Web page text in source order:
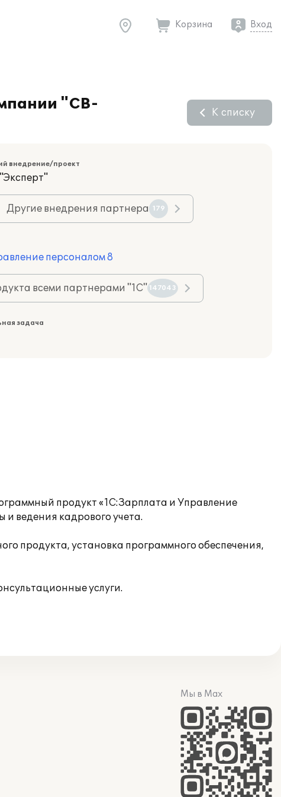
Корзина Вход
"СВ-
К списку
внедрение/проект
Другие внедрения партнера 179
персоналом 8
всеми партнерами "1С" 147043
задача
продукт «1С:Зарплата и Управление
ведения кадрового учета.
продукта, установка программного обеспечения,
услуги.
Мы в Max